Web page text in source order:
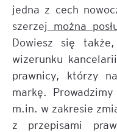
jedna z cech
szerzej można
Dowiesz się
wizerunku
prawnicy, którzy
markę. Prowadzimy
m.in. w zakresie
z przepisami